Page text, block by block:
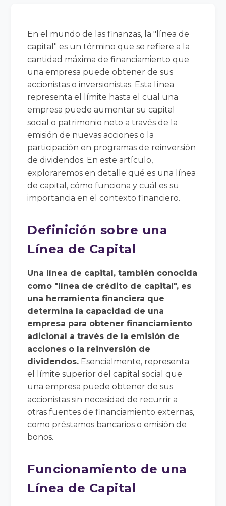
En el mundo de las finanzas, la "línea de
capital" es un término que se refiere a la
cantidad máxima de financiamiento que
una empresa puede obtener de sus
accionistas o inversionistas. Esta línea
representa el límite hasta el cual una
empresa puede aumentar su capital
social o patrimonio neto a través de la
emisión de nuevas acciones o la
participación en programas de reinversión
de dividendos. En este artículo,
exploraremos en detalle qué es una línea
de capital, cómo funciona y cuál es su
importancia en el contexto financiero.
Definición sobre una
Línea de Capital
Una línea de capital, también conocida
como "línea de crédito de capital", es
una herramienta financiera que
determina la capacidad de una
empresa para obtener financiamiento
adicional a través de la emisión de
acciones o la reinversión de
dividendos. Esencialmente, representa
el límite superior del capital social que
una empresa puede obtener de sus
accionistas sin necesidad de recurrir a
otras fuentes de financiamiento externas,
como préstamos bancarios o emisión de
bonos.
Funcionamiento de una
Línea de Capital